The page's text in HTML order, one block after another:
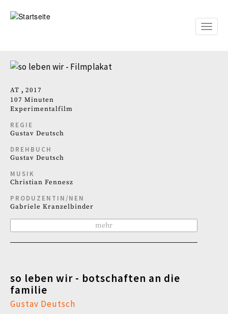
zum
Toggle
AT
2017
107 Minuten
Experimentalfilm
REGIE
Gustav Deutsch
DREHBUCH
Gustav Deutsch
MUSIK
Christian Fennesz
PRODUZENTIN/NEN
Gabriele Kranzelbinder
mehr
so leben wir - botschaften an die
familie
Gustav Deutsch